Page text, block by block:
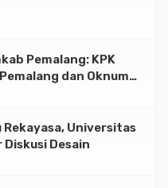
Pemalang: KPK
dan Oknum
Tersangka
Rekayasa, Universitas
Diskusi Desain